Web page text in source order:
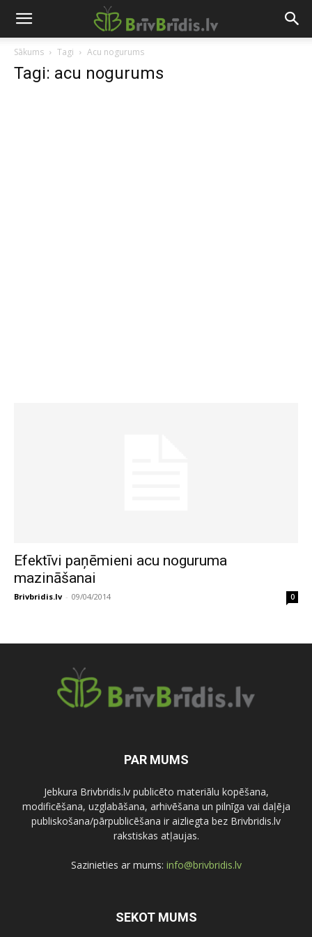
Sākums Tagi Acu nogurums
Tagi: acu nogurums
Efektīvi paņēmieni acu noguruma
mazināšanai
Brivbridis.lv - 09/04/2014 0
PAR MUMS
Jebkura Brivbridis.lv publicēto materiālu kopēšana,
modificēšana, uzglabāšana, arhivēšana un pilnīga vai daļēja
publiskošana/pārpublicēšana ir aizliegta bez Brivbridis.lv
rakstiskas atļaujas.
Sazinieties ar mums: info@brivbridis.lv
SEKOT MUMS